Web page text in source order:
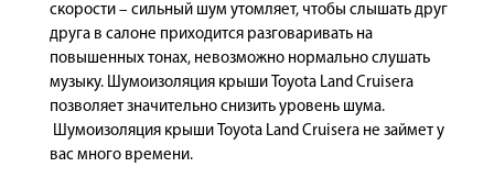
скорости – сильный шум утомляет, чтобы слышать друг
друга в салоне приходится разговаривать на
повышенных тонах, невозможно нормально слушать
музыку. Шумоизоляция крыши Toyota Land Cruisera
позволяет значительно снизить уровень шума.
Шумоизоляция крыши Toyota Land Cruisera не займет у
вас много времени.